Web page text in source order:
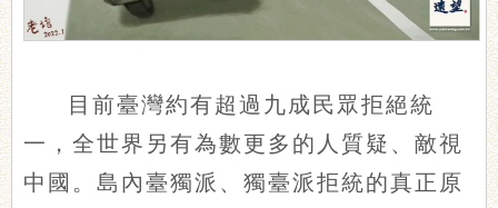
目前臺灣約有超過九成民眾拒絕統
一，全世界另有為數更多的人質疑、敵視
中國。島內臺獨派、獨臺派拒統的真正原